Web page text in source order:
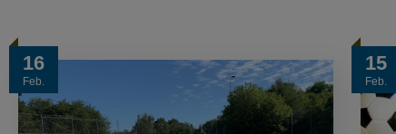
16
Feb.
15
Feb.